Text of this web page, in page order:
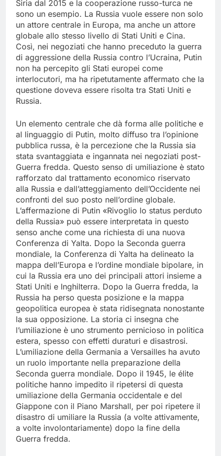
Siria dal 2015 e la cooperazione russo-turca ne
sono un esempio. La Russia vuole essere non solo
un attore centrale in Europa, ma anche un attore
globale allo stesso livello di Stati Uniti e Cina.
Così, nei negoziati che hanno preceduto la guerra
di aggressione della Russia contro l’Ucraina, Putin
non ha percepito gli Stati europei come
interlocutori, ma ha ripetutamente affermato che la
questione doveva essere risolta tra Stati Uniti e
Russia.
Un elemento centrale che dà forma alle politiche e
al linguaggio di Putin, molto diffuso tra l’opinione
pubblica russa, è la percezione che la Russia sia
stata svantaggiata e ingannata nei negoziati post-
Guerra fredda. Questo senso di umiliazione è stato
rafforzato dal trattamento economico riservato
alla Russia e dall’atteggiamento dell’Occidente nei
confronti del suo posto nell’ordine globale.
L’affermazione di Putin «Rivoglio lo status perduto
della Russia» può essere interpretata in questo
senso anche come una richiesta di una nuova
Conferenza di Yalta. Dopo la Seconda guerra
mondiale, la Conferenza di Yalta ha delineato la
mappa dell’Europa e l’ordine mondiale bipolare, in
cui la Russia era uno dei principali attori insieme a
Stati Uniti e Inghilterra. Dopo la Guerra fredda, la
Russia ha perso questa posizione e la mappa
geopolitica europea è stata ridisegnata nonostante
la sua opposizione. La storia ci insegna che
l’umiliazione è uno strumento pernicioso in politica
estera, spesso con effetti duraturi e disastrosi.
L’umiliazione della Germania a Versailles ha avuto
un ruolo importante nella preparazione della
Seconda guerra mondiale. Dopo il 1945, le élite
politiche hanno impedito il ripetersi di questa
umiliazione della Germania occidentale e del
Giappone con il Piano Marshall, per poi ripetere il
disastro di umiliare la Russia (a volte attivamente,
a volte involontariamente) dopo la fine della
Guerra fredda.